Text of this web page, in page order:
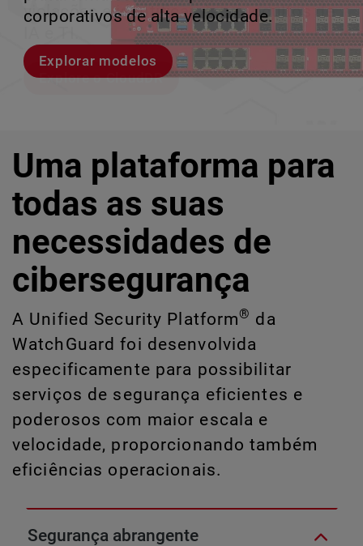
corporativos de alta velocidade.
Explorar modelos
violações e identificar riscos ocultos de
Explore o CloudDR
perder o ritmo.
Conheça Rai
crescimento escalável.
Conheça o WatchGuard EDR
Uma plataforma para
todas as suas
necessidades de
cibersegurança
A Unified Security Platform® da
WatchGuard foi desenvolvida
especificamente para possibilitar
serviços de segurança eficientes e
poderosos com maior escala e
velocidade, proporcionando também
eficiências operacionais.
Segurança abrangente